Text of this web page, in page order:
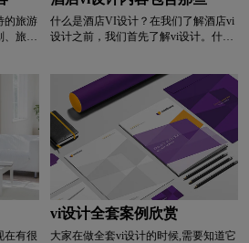
的旅游
、旅游
印
不突
程中要
什么是酒店VI设计？在我们了解酒店vi
设计之前，我们首先了解vi设计。什么
容转化为静态的视觉识别符号，设计和
实现科学的视觉识别系统，传播企业理
念，建立企业知名度，塑造企业形象，
是一种快捷便捷的途径。
在有很
vi设计全套案例欣赏
大家在做全套vi设计的时候,需要知道它